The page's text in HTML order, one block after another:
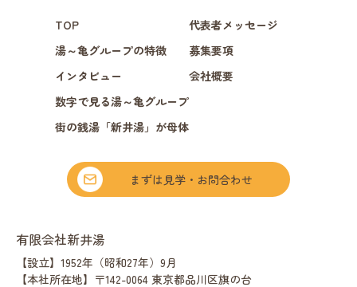
TOP
湯～亀グループの特徴
インタビュー
数字で見る湯～亀グループ
街の銭湯「新井湯」が母体
代表者メッセージ
募集要項
会社概要
まずは見学・お問合わせ
有限会社新井湯
【設立】1952年（昭和27年）9月
【本社所在地】〒142-0064 東京都品川区旗の台